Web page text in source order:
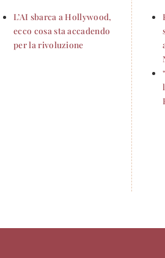
L’AI sbarca a Hollywood,
ecco cosa sta accadendo
per la rivoluzione